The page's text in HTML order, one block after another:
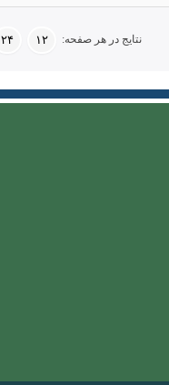
نتایج در هر صفحه: ۱۲ ۲۴